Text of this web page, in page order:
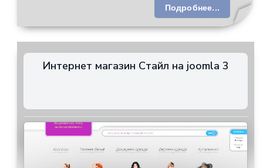
Подробнее...
Интернет магазин Стайл на joomla 3